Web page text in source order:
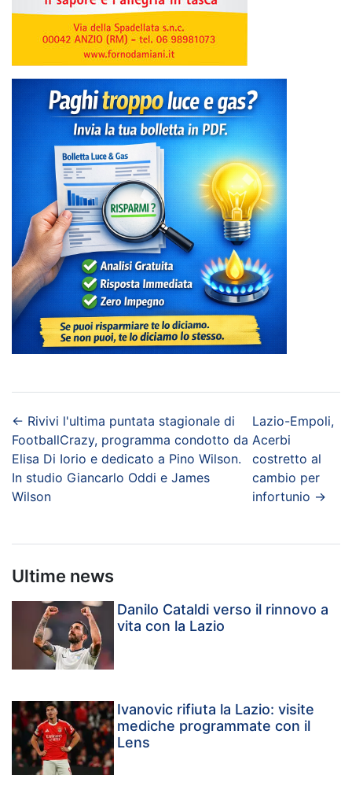
← Rivivi l'ultima puntata stagionale di
FootballCrazy, programma condotto da
Elisa Di Iorio e dedicato a Pino Wilson.
In studio Giancarlo Oddi e James
Wilson
Lazio-Empoli,
Acerbi
costretto al
cambio per
infortunio →
Ultime news
Danilo Cataldi verso il rinnovo a
vita con la Lazio
Ivanovic rifiuta la Lazio: visite
mediche programmate con il
Lens